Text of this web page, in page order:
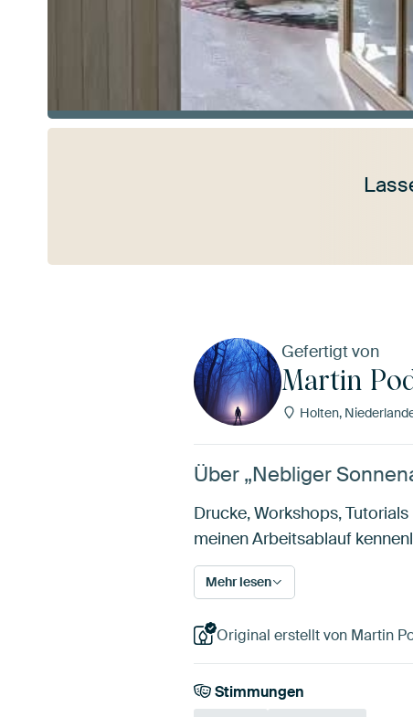
Gefertigt von
Martin
Holten,
Über „Nebliger
Drucke, Workshops,
meinen Arbeitsablauf
Mehr lesen
Original erstellt von Martin
Stimmungen